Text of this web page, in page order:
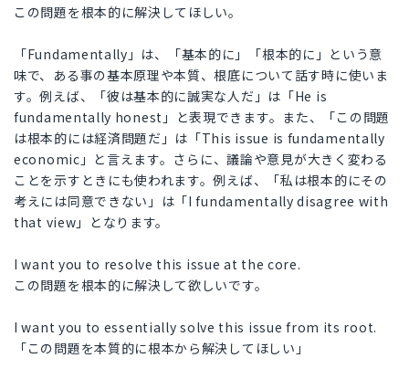
この問題を根本的に解決してほしい。
「Fundamentally」は、「基本的に」「根本的に」という意
味で、ある事の基本原理や本質、根底について話す時に使いま
す。例えば、「彼は基本的に誠実な人だ」は「He is
fundamentally honest」と表現できます。また、「この問題
は根本的には経済問題だ」は「This issue is fundamentally
economic」と言えます。さらに、議論や意見が大きく変わる
ことを示すときにも使われます。例えば、「私は根本的にその
考えには同意できない」は「I fundamentally disagree with
that view」となります。
I want you to resolve this issue at the core.
この問題を根本的に解決して欲しいです。
I want you to essentially solve this issue from its root.
「この問題を本質的に根本から解決してほしい」